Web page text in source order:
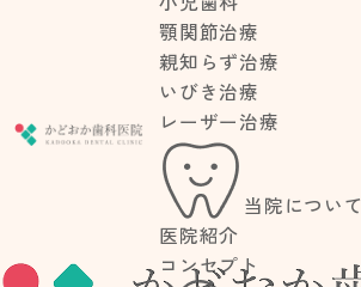
顎関節治療
親知らず治療
いびき治療
レーザー治療
当院について
医院紹介
コンセプト